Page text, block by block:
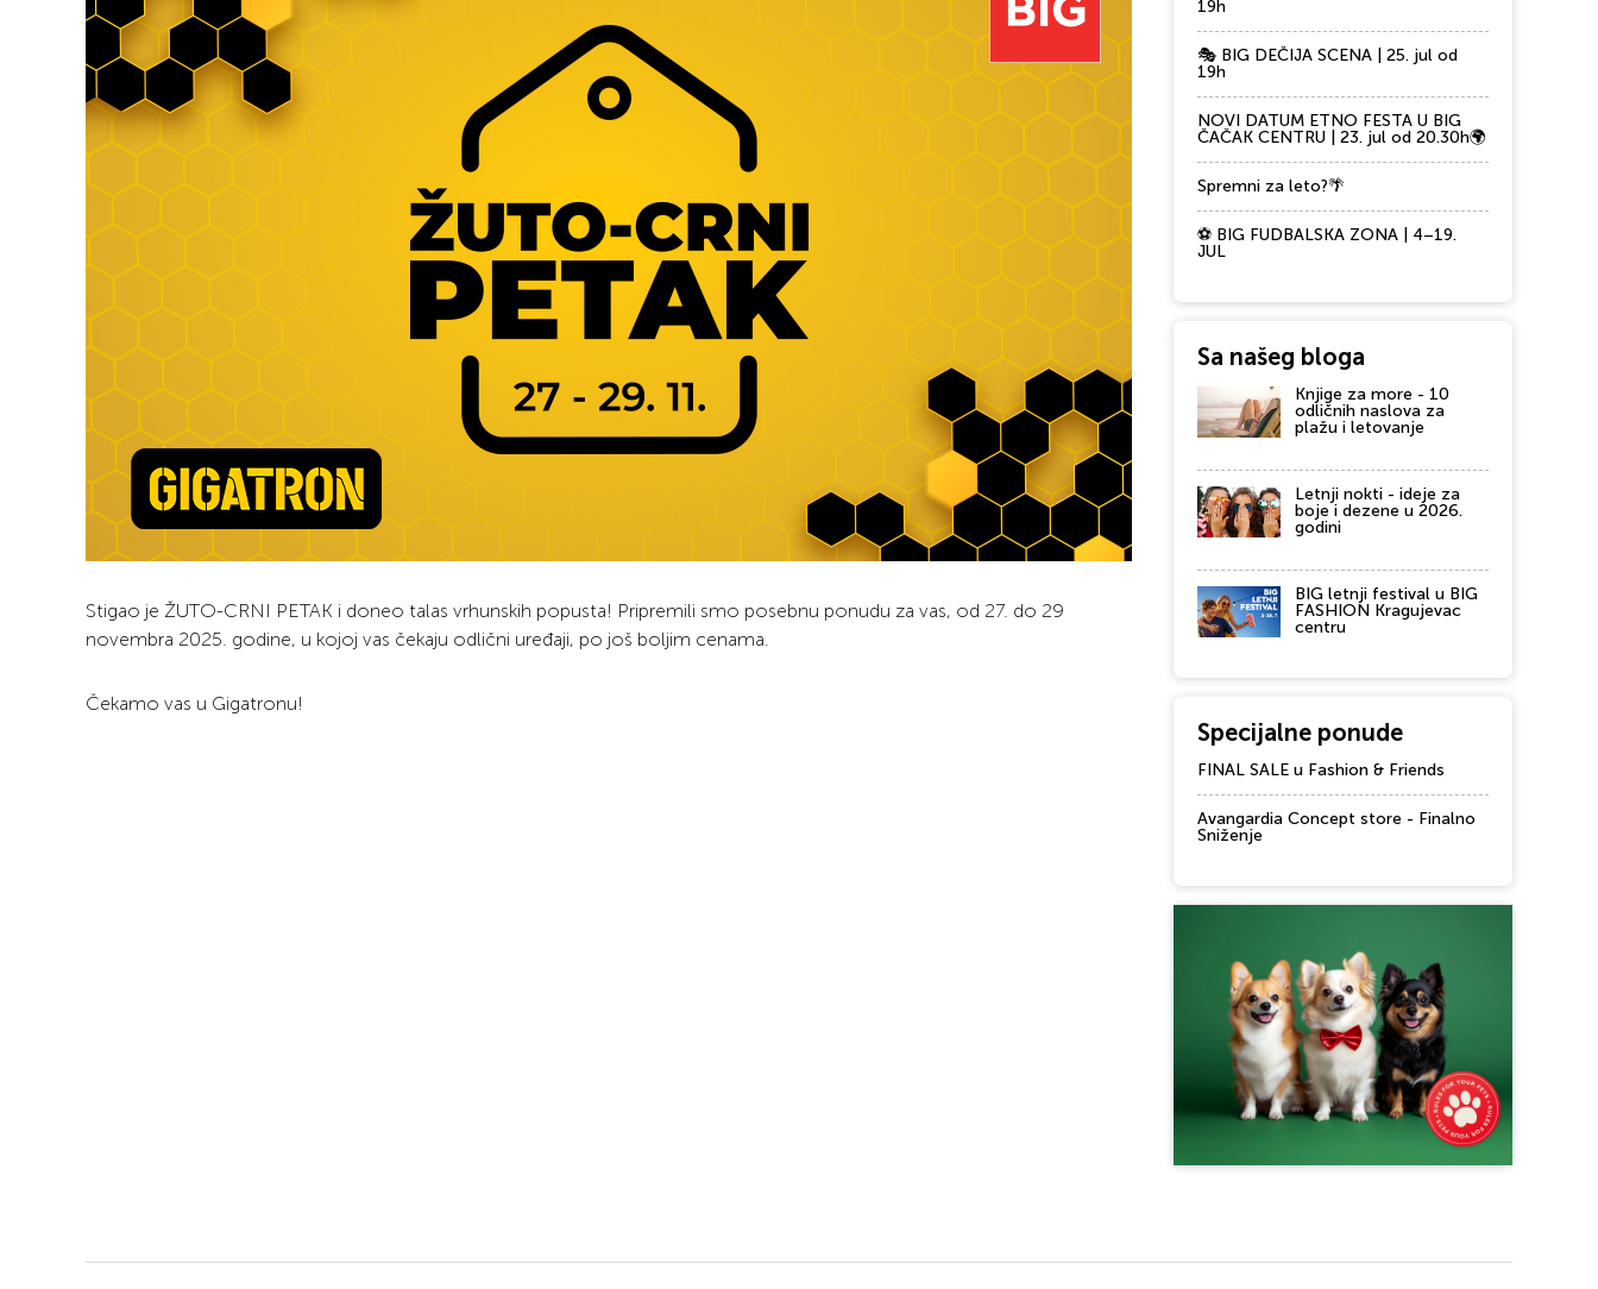
Stigao je ŽUTO-CRNI PETAK i doneo talas vrhunskih popusta! Pripremili smo posebnu ponudu za vas, od 27. do 29
novembra 2025. godine, u kojoj vas čekaju odlični uređaji, po još boljim cenama.
Čekamo vas u Gigatronu!
19h
🎭 BIG DEČIJA SCENA | 25. jul od
19h
NOVI DATUM ETNO FESTA U BIG
ČAČAK CENTRU | 23. jul od 20.30h🌍
Spremni za leto?🌴
⚽ BIG FUDBALSKA ZONA | 4–19.
JUL
Sa našeg bloga
Knjige za more - 10
odličnih naslova za
plažu i letovanje
Letnji nokti - ideje za
boje i dezene u 2026.
godini
BIG letnji festival u BIG
FASHION Kragujevac
centru
Specijalne ponude
FINAL SALE u Fashion & Friends
Avangardia Concept store - Finalno
Sniženje